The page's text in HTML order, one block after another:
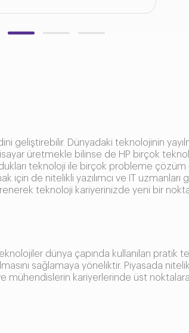
geliştirebilir. Dünyadaki teknolojinin
üretmekle bilinse de HP birçok
teknoloji ile birçok probleme
için de nitelikli yazılımcı ve IT
teknoloji kariyerinizde yeni bir
dünya çapında kullanılan pratik
sağlamaya yöneliktir. Piyasada
mühendislerin kariyerlerinde üst